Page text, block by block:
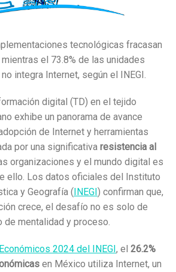
tecnológicas fracasan
el 73.8% de las unidades
integra Internet, según el INEGI.
digital (TD) en el tejido
exhibe un panorama de avance
de Internet y herramientas
por una significativa resistencia al
organizaciones y el mundo digital es
ello. Los datos oficiales del Instituto
y Geografía (INEGI) confirman que,
crece, el desafío no es solo de
de mentalidad y proceso.
2024 del INEGI, el 26.2%
en México utiliza Internet, un